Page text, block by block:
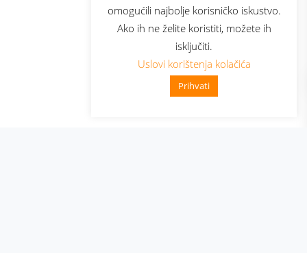
omogućili najbolje korisničko iskustvo.
Ako ih ne želite koristiti, možete ih
isključiti.
Uslovi korištenja kolačića
Prihvati
👋 Zdravo, kako mogu pomoći